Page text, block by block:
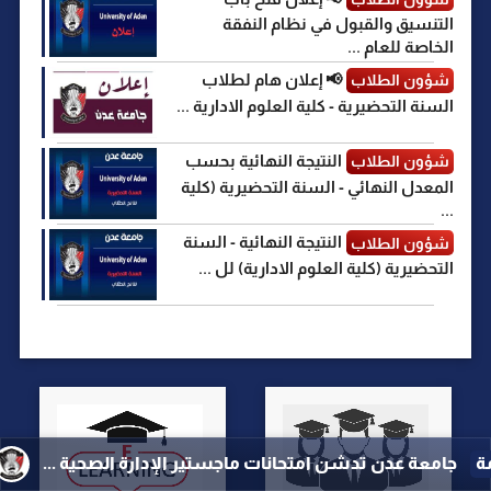
ماجستير الإدارة الصحية ... اخبار الجامعة وزير
التنسيق والقبول في نظام النفقة
الخاصة للعام ...
شؤون الطلاب 📢 إعلان هام لطلاب
السنة التحضيرية - كلية العلوم الادارية ...
شؤون الطلاب
النتيجة النهائية بحسب
المعدل النهائي - السنة التحضيرية (كلية
شؤون الطلاب
النتيجة النهائية - السنة
التحضيرية (كلية العلوم الادارية) لل ...